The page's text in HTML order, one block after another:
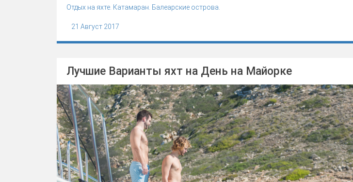
Отдых на яхте. Катамаран. Балеарские острова.
21 Август 2017
Лучшие Варианты яхт на День на Майорке